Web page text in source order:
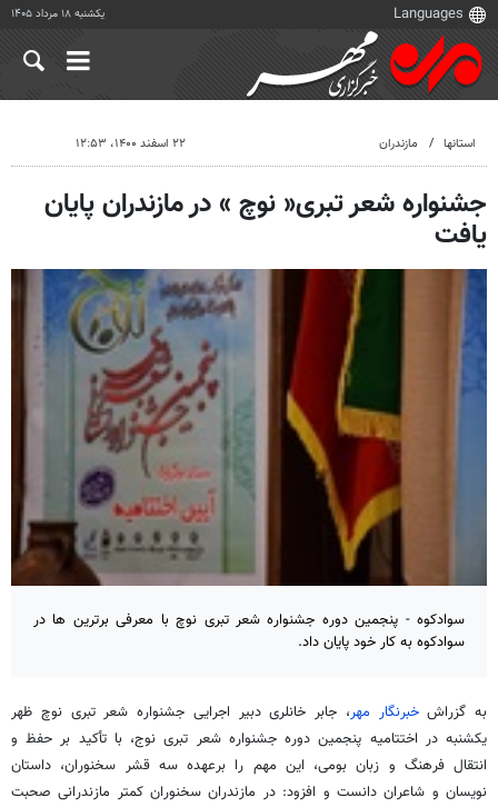
یکشنبه ۱۸ مرداد ۱۴۰۵
استانها مازندران ۲۲ اسفند ۱۴۰۰، ۱۲:۵۳
جشنواره شعر تبری« نوچ » در مازندران پایان
یافت
سوادکوه - پنجمین دوره جشنواره شعر تبری نوچ با معرفی برترین ها در
سوادکوه به کار خود پایان داد.
به گزراشخبرنگار مهر، جابر خانلریدبیر اجرایی جشنواره شعر تبری نوچ ظهر
یکشنبه در اختتامیه پنجمین دوره جشنواره شعر تبری نوج، با تأکید بر حفظ و
انتقال فرهنگ و زبان بومی، این مهم را برعهده سه قشر سخنوران، داستان
نویسان و شاعران دانست و افزود: در مازندران سخنوران کمتر مازندرانی صحبت